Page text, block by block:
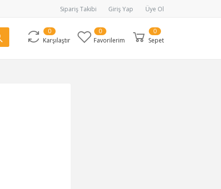
Sipariş Takibi Giriş Yap Üye Ol
Karşılaştır
0
Favorilerim
0
Sepet
0